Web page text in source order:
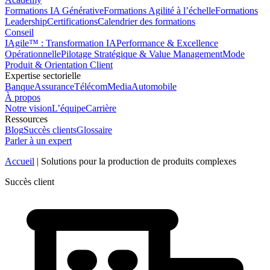
Formations IA GénérativeFormations Agilité à l’échelleFormations
LeadershipCertificationsCalendrier des formations
Conseil
IAgile™ : Transformation IAPerformance & Excellence
OpérationnellePilotage Stratégique & Value ManagementMode
Produit & Orientation Client
Expertise sectorielle
BanqueAssuranceTélécomMediaAutomobile
À propos
Notre visionL’équipeCarrière
Ressources
BlogSuccès clientsGlossaire
Parler à un expert
Accueil | Solutions pour la production de produits complexes
Succès client